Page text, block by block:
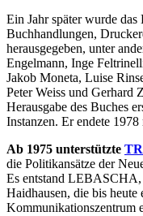
Ein Jahr später wurde
Buchhandlungen,
herausgegeben, unter
Engelmann, Inge
Jakob Moneta, Luise
Peter Weiss und Gerhard
Herausgabe des Buches
Instanzen. Er endete
Ab 1975 unterstützte
die Politikansätze der
Es entstand LEBASCHA,
Haidhausen, die bis
Kommunikationszentrum